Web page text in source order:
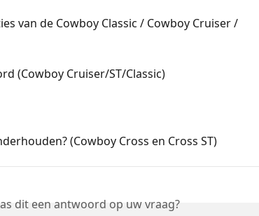
van de Cowboy Classic / Cowboy Cruiser /
(Cowboy Cruiser/ST/Classic)
(Cowboy Cross en Cross ST)
dit een antwoord op uw vraag?